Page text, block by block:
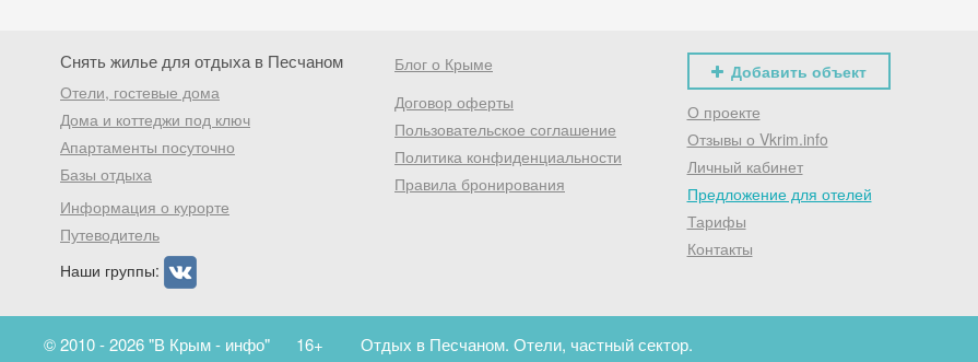
Снять жилье для отдыха в Песчаном
Отели, гостевые дома
Дома и коттеджи под ключ
Апартаменты посуточно
Базы отдыха
Информация о курорте
Путеводитель
Наши группы:
Блог о Крыме
Договор оферты
Пользовательское соглашение
Политика конфиденциальности
Правила бронирования
Добавить объект
О проекте
Отзывы о Vkrim.info
Личный кабинет
Предложение для отелей
Тарифы
Контакты
© 2010 - 2026 "В Крым - инфо" 16+ Отдых в Песчаном. Отели, частный сектор.